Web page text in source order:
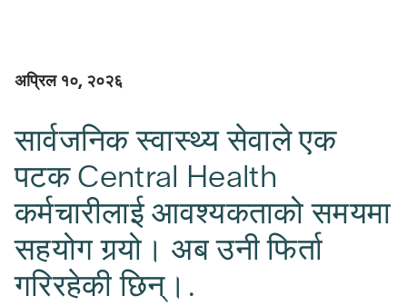
अप्रिल १०, २०२६
सार्वजनिक स्वास्थ्य सेवाले एक
पटक Central Health
कर्मचारीलाई आवश्यकताको समयमा
सहयोग गर्‍यो। अब उनी फिर्ता
गरिरहेकी छिन्।.